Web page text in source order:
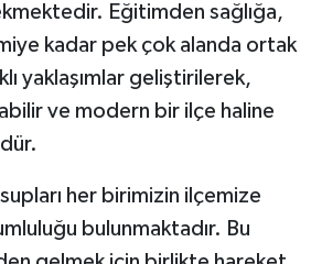
Eğitimden sağlığa,
kadar pek çok alanda ortak
yaklaşımlar geliştirilerek,
ve modern bir ilçe haline
her birimizin ilçemize
bulunmaktadır. Bu